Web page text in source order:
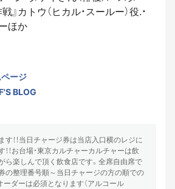
』カトウ（ヒカル・スールー）役.・
ほか
ージ
BLOG
！！当日チャージ券は当店入口横のレジに
！お台場・東京カルチャーカルチャーは飲
ら楽しんで頂く飲食店です。全席自由席で
の整理番号順～当日チャージの方の順での
ーダーは必須となります（アルコール